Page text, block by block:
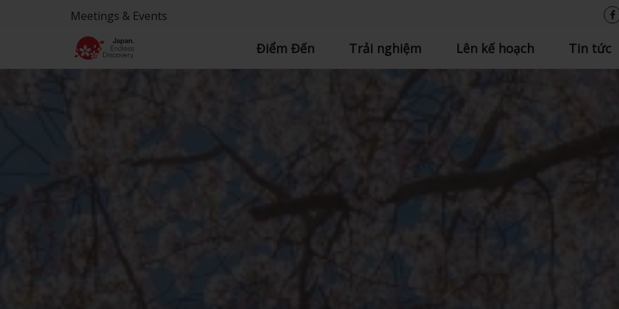
Meetings & Events
Điểm Đến Trải nghiệm Lên kế hoạch Tin tức